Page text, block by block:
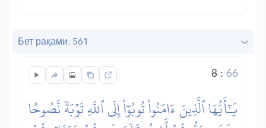
Бет рақами: 561
8 :66
يَٰٓأَيُّهَا ٱلَّذِينَ ءَامَنُواْ تُوبُوٓاْ إِلَى ٱللَّهِ تَوۡبَةٗ نَّصُوحًا